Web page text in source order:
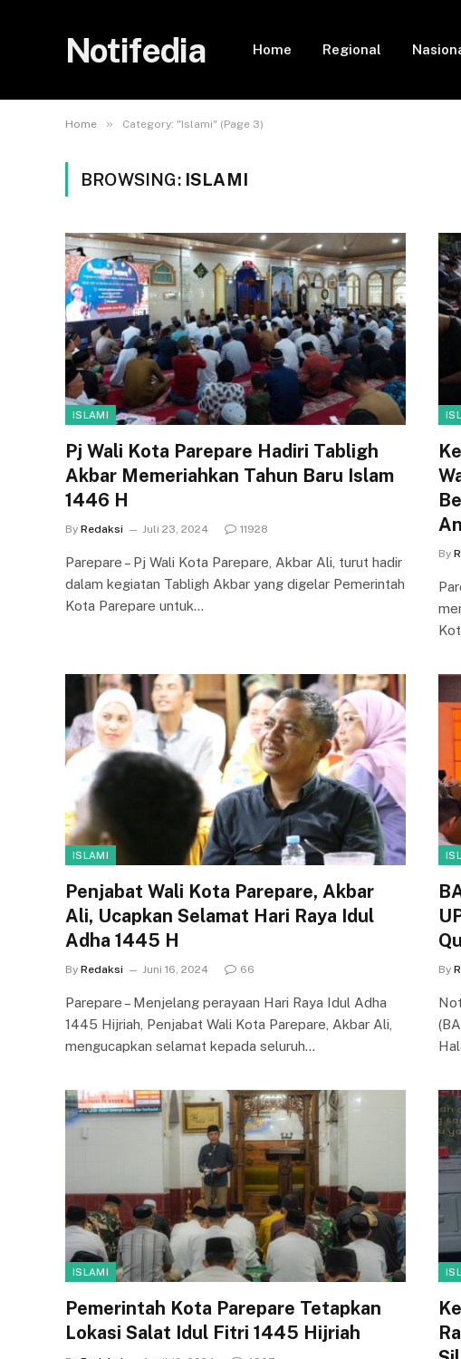
Notifedia Home Regional
Home » Category: "Islami" (Page 3)
BROWSING: ISLAMI
ISLAMI
Pj Wali Kota Parepare Hadiri Tabligh
Akbar Memeriahkan Tahun Baru Islam
1446 H
By Redaksi Juli 23, 2024 11928
Parepare – Pj Wali Kota Parepare, Akbar Ali, turut hadir
dalam kegiatan Tabligh Akbar yang digelar Pemerintah
Kota Parepare untuk…
By
ISLAMI
Penjabat Wali Kota Parepare, Akbar
Ali, Ucapkan Selamat Hari Raya Idul
Adha 1445 H
By Redaksi Juni 16, 2024 66
Parepare – Menjelang perayaan Hari Raya Idul Adha
1445 Hijriah, Penjabat Wali Kota Parepare, Akbar Ali,
mengucapkan selamat kepada seluruh…
By
ISLAMI
Pemerintah Kota Parepare Tetapkan
Lokasi Salat Idul Fitri 1445 Hijriah